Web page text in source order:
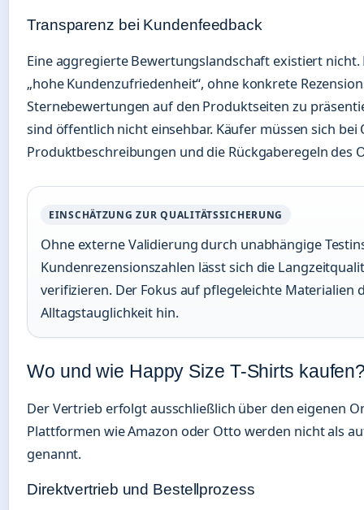
Transparenz bei Kundenfeedback
Eine aggregierte Bewertungslandschaft existiert
„hohe Kundenzufriedenheit“, ohne konkrete
Sternebewertungen auf den Produktseiten zu
sind öffentlich nicht einsehbar. Käufer müssen sich
Produktbeschreibungen und die Rückgaberegeln des
EINSCHÄTZUNG ZUR QUALITÄTSSICHERUNG
Ohne externe Validierung durch unabhängige
Kundenrezensionszahlen lässt sich die
verifizieren. Der Fokus auf pflegeleichte Materialien
Alltagstauglichkeit hin.
Wo und wie Happy Size T-Shirts
Der Vertrieb erfolgt ausschließlich über den eigenen
Plattformen wie Amazon oder Otto werden nicht als
genannt.
Direktvertrieb und Bestellprozess